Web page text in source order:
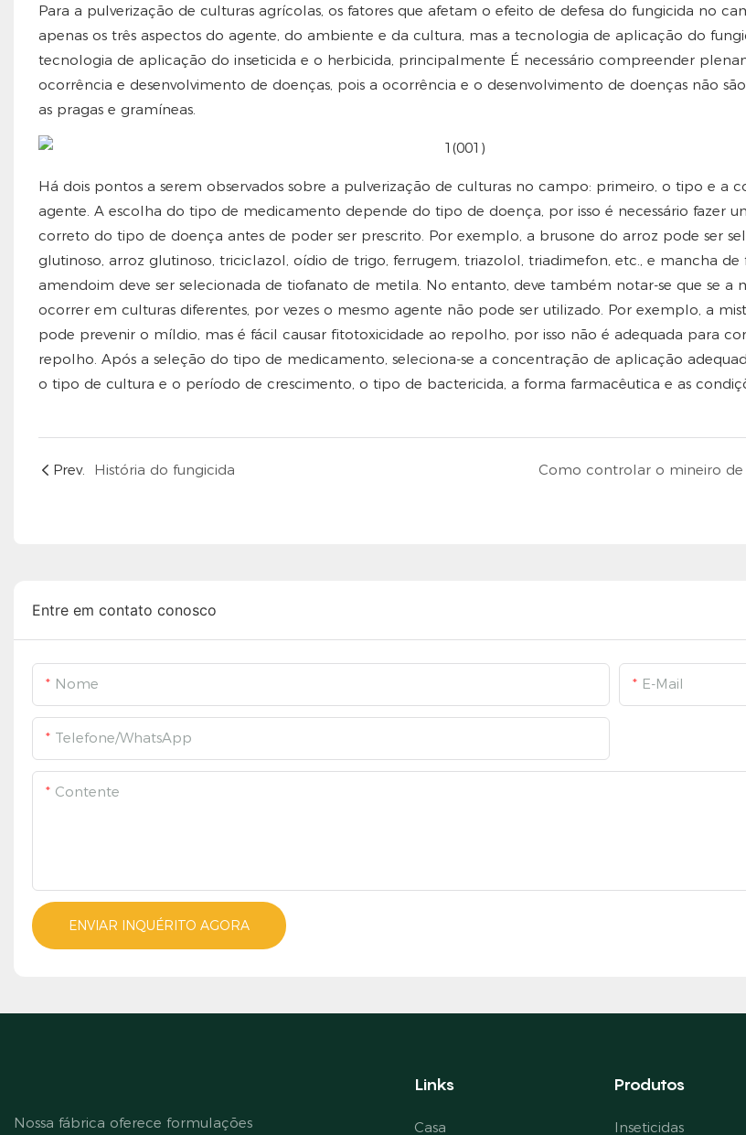
Para a pulverização de culturas agrícolas, os fatores que afetam o efeito de defesa do fungicida no
apenas os três aspectos do agente, do ambiente e da cultura, mas a tecnologia de aplicação do
tecnologia de aplicação do inseticida e o herbicida, principalmente É necessário compreender
ocorrência e desenvolvimento de doenças, pois a ocorrência e o desenvolvimento de doenças não
as pragas e gramíneas.
Há dois pontos a serem observados sobre a pulverização de culturas no campo: primeiro, o tipo e a
agente. A escolha do tipo de medicamento depende do tipo de doença, por isso é necessário fazer
correto do tipo de doença antes de poder ser prescrito. Por exemplo, a brusone do arroz pode ser
glutinoso, arroz glutinoso, triciclazol, oídio de trigo, ferrugem, triazolol, triadimefon, etc., e mancha de
amendoim deve ser selecionada de tiofanato de metila. No entanto, deve também notar-se que se a
ocorrer em culturas diferentes, por vezes o mesmo agente não pode ser utilizado. Por exemplo, a
pode prevenir o míldio, mas é fácil causar fitotoxicidade ao repolho, por isso não é adequada para
repolho. Após a seleção do tipo de medicamento, seleciona-se a concentração de aplicação
o tipo de cultura e o período de crescimento, o tipo de bactericida, a forma farmacêutica e as
Prev. História do fungicida Como controlar o mineiro de
Entre em contato conosco
Nome E-Mail
Telefone/WhatsApp
Contente
ENVIAR INQUÉRITO AGORA
Nossa fábrica oferece formulações
Links
Casa
Produtos
Inseticidas